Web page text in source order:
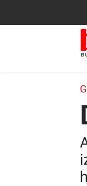
Nöbetçi
Trafik
Süper Lig
Tüm